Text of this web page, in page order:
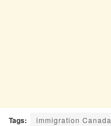
Tags: immigration Canada